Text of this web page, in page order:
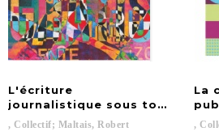
L'écriture
journalistique sous toutes
, Collectif; Maltais, Robert
La
,